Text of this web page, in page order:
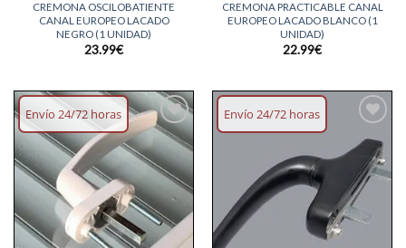
CREMONA OSCILOBATIENTE
CANAL EUROPEO LACADO
NEGRO (1 UNIDAD)
23.99€
CREMONA PRACTICABLE CANAL
EUROPEO LACADO BLANCO (1
UNIDAD)
22.99€
Envío 24/72 horas
Añadir
lista
deseos
Envío 24/72 horas
lista
deseos